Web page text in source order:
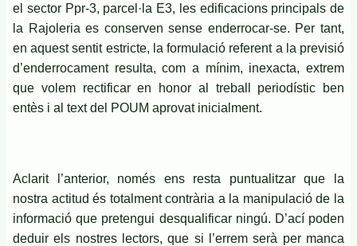
el sector Ppr-3, parcel·la E3, les edificacions principals de
la Rajoleria es conserven sense enderrocar-se. Per tant,
en aquest sentit estricte, la formulació referent a la previsió
d’enderrocament resulta, com a mínim, inexacta, extrem
que volem rectificar en honor al treball periodístic ben
entès i al text del POUM aprovat inicialment.
Aclarit l’anterior, només ens resta puntualitzar que la
nostra actitud és totalment contrària a la manipulació de la
informació que pretengui desqualificar ningú. D’ací poden
deduir els nostres lectors, que si l’errem serà per manca